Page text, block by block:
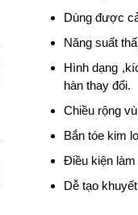
Dùng được
Năng suất
Hình dạng
hàn thay đổi.
Chiều rộng
Bắn tóe kim
Điều kiện
Dễ tạo